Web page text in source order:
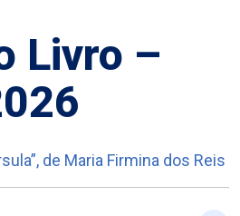
Livro –
de Maria Firmina dos Reis